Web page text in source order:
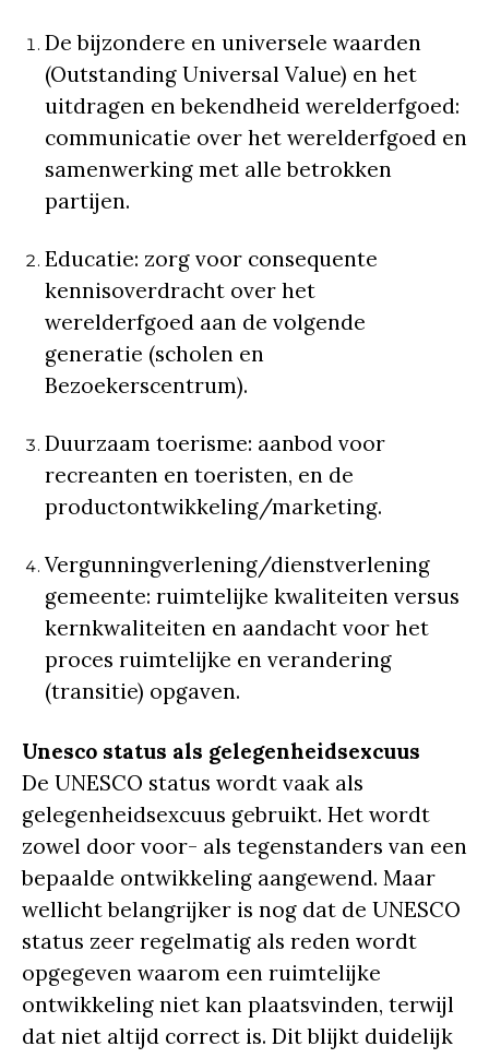
De bijzondere en universele waarden
(Outstanding Universal Value) en het
uitdragen en bekendheid werelderfgoed:
communicatie over het werelderfgoed en
samenwerking met alle betrokken
partijen.
Educatie: zorg voor consequente
kennisoverdracht over het
werelderfgoed aan de volgende
generatie (scholen en
Bezoekerscentrum).
Duurzaam toerisme: aanbod voor
recreanten en toeristen, en de
productontwikkeling/marketing.
Vergunningverlening/dienstverlening
gemeente: ruimtelijke kwaliteiten versus
kernkwaliteiten en aandacht voor het
proces ruimtelijke en verandering
(transitie) opgaven.
Unesco status als gelegenheidsexcuus
De UNESCO status wordt vaak als
gelegenheidsexcuus gebruikt. Het wordt
zowel door voor- als tegenstanders van een
bepaalde ontwikkeling aangewend. Maar
wellicht belangrijker is nog dat de UNESCO
status zeer regelmatig als reden wordt
opgegeven waarom een ruimtelijke
ontwikkeling niet kan plaatsvinden, terwijl
dat niet altijd correct is. Dit blijkt duidelijk